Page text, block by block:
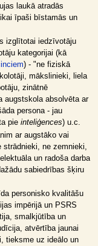
laukā atradās
īpaši bīstamās un
izglītotai iedzīvotāju
kategorijai (kā
) - "ne fiziskā
mākslinieki, liela
zinātnē
augstskola absolvēta ar
persona - jau
pie inteliģences) u.c.
ar augstāko vai
ne zemnieki,
un radoša darba
sabiedrības šķiru
personisko kvalitāšu
impērijā un PSRS
smalkjūtība un
atvērtība jaunai
tieksme uz ideālo un